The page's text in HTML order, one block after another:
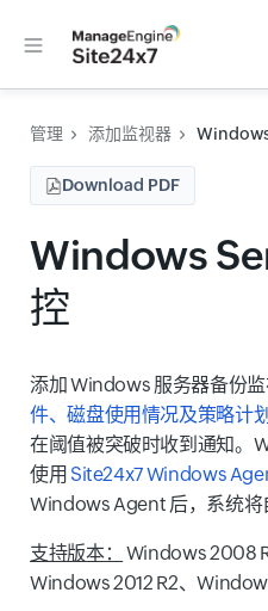
管理 添加监视器
Download PDF
Windows
控
添加 Windows 服务器备份
件、磁盘使用情况及策略计
在阈值被突破时收到通知。
使用 Site24x7 Windows
Windows Agent 后，系统将
支持版本：
Windows 2008
Windows 2012 R2、